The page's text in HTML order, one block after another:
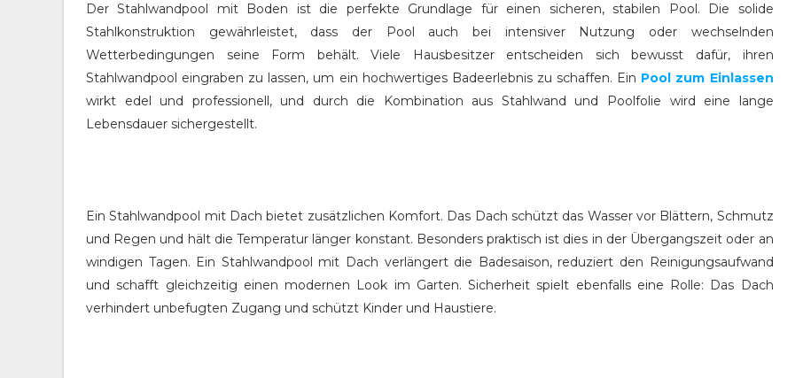
Der Stahlwandpool mit Boden ist die perfekte Grundlage für einen sicheren, stabilen Pool. Die solide
Stahlkonstruktion gewährleistet, dass der Pool auch bei intensiver Nutzung oder wechselnden
Wetterbedingungen seine Form behält. Viele Hausbesitzer entscheiden sich bewusst dafür, ihren
Stahlwandpool eingraben zu lassen, um ein hochwertiges Badeerlebnis zu schaffen. Ein Pool zum Einlassen
wirkt edel und professionell, und durch die Kombination aus Stahlwand und Poolfolie wird eine lange
Lebensdauer sichergestellt.
Ein Stahlwandpool mit Dach bietet zusätzlichen Komfort. Das Dach schützt das Wasser vor Blättern, Schmutz
und Regen und hält die Temperatur länger konstant. Besonders praktisch ist dies in der Übergangszeit oder an
windigen Tagen. Ein Stahlwandpool mit Dach verlängert die Badesaison, reduziert den Reinigungsaufwand
und schafft gleichzeitig einen modernen Look im Garten. Sicherheit spielt ebenfalls eine Rolle: Das Dach
verhindert unbefugten Zugang und schützt Kinder und Haustiere.